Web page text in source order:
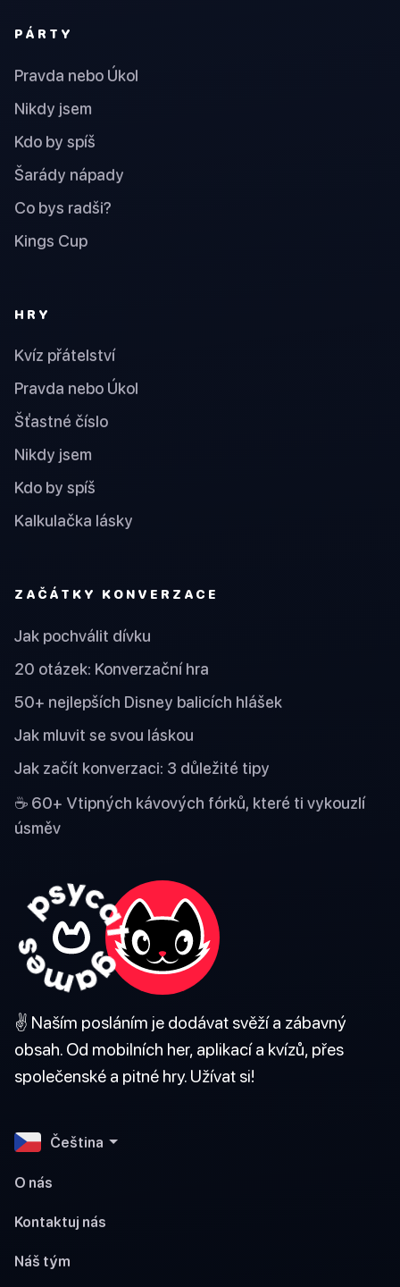
PÁRTY
Pravda nebo Úkol
Nikdy jsem
Kdo by spíš
Šarády nápady
Co bys radši?
Kings Cup
HRY
Kvíz přátelství
Pravda nebo Úkol
Šťastné číslo
Nikdy jsem
Kdo by spíš
Kalkulačka lásky
ZAČÁTKY KONVERZACE
Jak pochválit dívku
20 otázek: Konverzační hra
50+ nejlepších Disney balicích hlášek
Jak mluvit se svou láskou
Jak začít konverzaci: 3 důležité tipy
☕ 60+ Vtipných kávových fórků, které ti vykouzlí
úsměv
✌️ Naším posláním je dodávat svěží a zábavný
obsah. Od mobilních her, aplikací a kvízů, přes
společenské a pitné hry. Užívat si!
Čeština
O nás
Kontaktuj nás
Náš tým